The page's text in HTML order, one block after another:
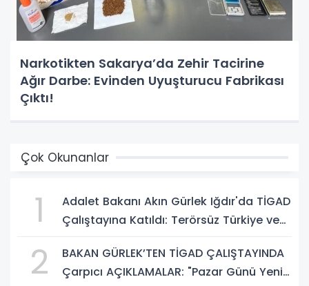
Narkotikten Sakarya’da Zehir Tacirine
Ağır Darbe: Evinden Uyuşturucu Fabrikası
Çıktı!
Çok Okunanlar
1
Adalet Bakanı Akın Gürlek Iğdır'da TİGAD
Çalıştayına Katıldı: Terörsüz Türkiye ve
2
BAKAN GÜRLEK’TEN TİGAD ÇALIŞTAYINDA
Çarpıcı AÇIKLAMALAR: "Pazar Günü Yeni